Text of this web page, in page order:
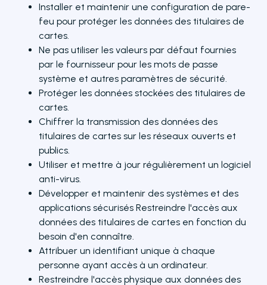
Installer et maintenir une configuration de pare-
feu pour protéger les données des titulaires de
cartes.
Ne pas utiliser les valeurs par défaut fournies
par le fournisseur pour les mots de passe
système et autres paramètres de sécurité.
Protéger les données stockées des titulaires de
cartes.
Chiffrer la transmission des données des
titulaires de cartes sur les réseaux ouverts et
publics.
Utiliser et mettre à jour régulièrement un logiciel
anti-virus.
Développer et maintenir des systèmes et des
applications sécurisés Restreindre l'accès aux
données des titulaires de cartes en fonction du
besoin d'en connaître.
Attribuer un identifiant unique à chaque
personne ayant accès à un ordinateur.
Restreindre l'accès physique aux données des